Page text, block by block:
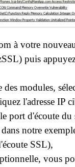
à votre
puis
des modules,
l'adresse IP
port d'écoute du
notre
SSL),
vous